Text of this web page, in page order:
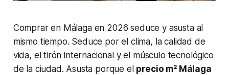
Comprar en Málaga en 2026 seduce y asusta al
mismo tiempo. Seduce por el clima, la calidad de
vida, el tirón internacional y el músculo tecnológico
de la ciudad. Asusta porque el precio m² Málaga